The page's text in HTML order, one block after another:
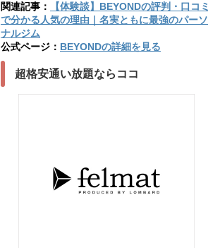
関連記事：
【体験談】BEYONDの評判・口コミ
で分かる人気の理由｜名実ともに最強のパーソ
ナルジム
公式ページ： BEYONDの詳細を見る
超格安通い放題ならココ